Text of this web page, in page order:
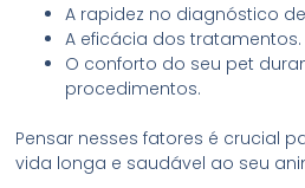
A rapidez no diagnóstico
A eficácia dos tratamentos.
O conforto do seu pet
procedimentos.
Pensar nesses fatores é crucial
vida longa e saudável ao seu